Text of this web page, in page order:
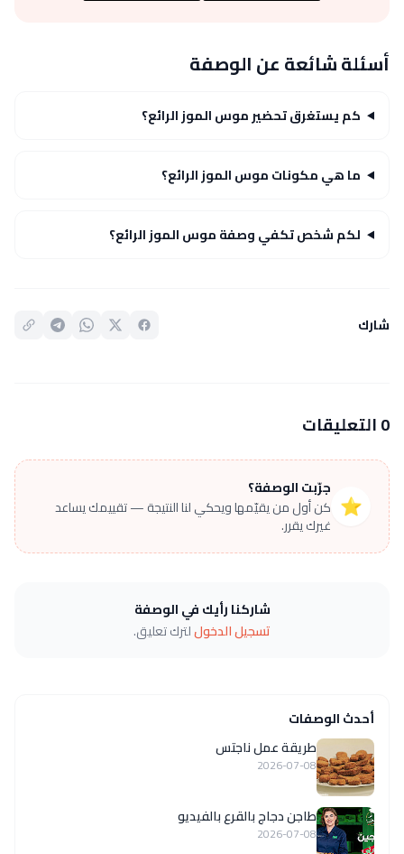
أسئلة شائعة عن الوصفة
كم يستغرق تحضير موس الموز الرائع؟
ما هي مكونات موس الموز الرائع؟
لكم شخص تكفي وصفة موس الموز الرائع؟
شارك
0 التعليقات
⭐
جرّبت الوصفة؟
كن أول من يقيّمها ويحكي لنا النتيجة — تقييمك يساعد
غيرك يقرر.
شاركنا رأيك في الوصفة
تسجيل الدخوللترك تعليق.
أحدث الوصفات
طريقة عمل ناجتس
2026-07-08
طاجن دجاج بالقرع بالفيديو
2026-07-08